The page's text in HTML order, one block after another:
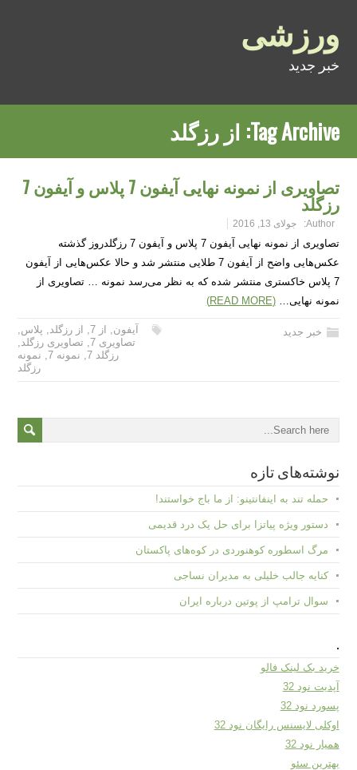
ورزشی
خبر جدید
Tag Archive: از رزگلد
تصاویری از نمونه نهایی آیفون 7 پلاس و آیفون 7
رزگلد
Author: جولای 13, 2016
تصاویری از نمونه نهایی آیفون 7 پلاس و آیفون 7 رزگلدروز گذشته
عکس‌هایی واضح از آیفون 7 طلایی منتشر شد و حالا عکس‌هایی از آیفون
7 پلاس خاکستری منتشر شده که به نظر می‌رسد نمونه … تصاویری از
نمونه نهایی…(READ MORE)
خبر جدید آیفون, از 7 , از رزگلد, پلاس,
تصاویری 7
, تصاویری رزگلد,
رزگلد 7
, نمونه 7 , نمونه
رزگلد
نوشته‌های تازه
حمله تند به اینفانتینو: از ما باج خواستند!
دستور ویژه پیاتزا برای حل یک درد قدیمی
مرگ اسطوره کوهنوردی در کوه‌های پاکستان
کنایه جالب خلیلی به مدیران نساجی
سوال ترامپ از پوتین درباره ایران
.
خرید بک لینک فالو
آپدیت نود 32
پسورد نود 32
اوکلی لایسنس رایگان نود 32
همیار نود 32
بهترین سئو